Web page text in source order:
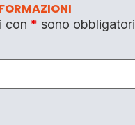
con * sono